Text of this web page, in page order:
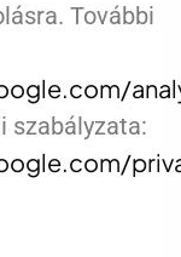
További
szabályzata: